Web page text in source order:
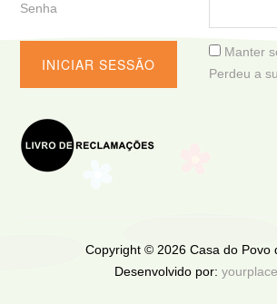
Senha
Manter
Perdeu a
Copyright © 2026 Casa do Povo
Desenvolvido por: